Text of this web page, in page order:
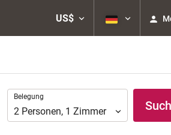
US$
Belegung
Belegung
2 Personen, 1 Zimmer